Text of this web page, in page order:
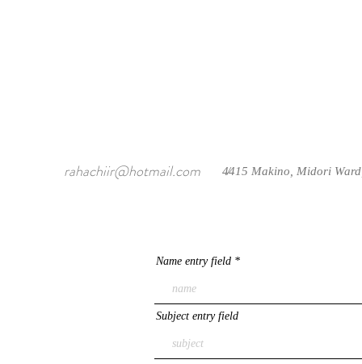
rahachiir@hotmail.com /
4415 Makino, Midori
Name entry field
Subject entry field